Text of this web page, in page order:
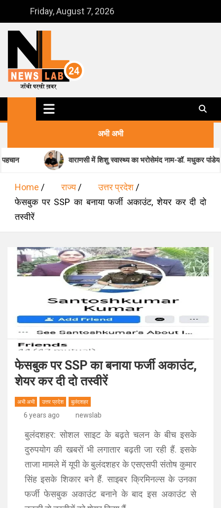
content
Friday, August 7, 2026
NewsLab24
जाँची परखी ख़बर
अभी अभी
वाराणसी में शिशु स्वास्थ्य का भरोसेमंद नाम-डॉ. मधुकर पांडेय
Home राज्य
उत्तर प्रदेश
फेसबुक पर SSP का बनाया फर्जी अकाउंट, शेयर कर दी दो
तस्वीरें
फेसबुक पर SSP का बनाया फर्जी अकाउंट,
शेयर कर दी दो तस्वीरें
अभी अभी उत्तर प्रदेश बुलंदशहर
6 years ago newslab
बुलंदशहर: सोशल साइट के बढ़ते चलन के बीच इसके
दुरुपयोग की खबरों भी लगातार बढ़ती जा रही हैं. इसके
ताजा मामले में यूपी के बुलंदशहर के एसएसपी संतोष कुमार
सिंह इसके शिकार बने हैं. साइबर क्रिमिनल्स के उनका
फर्जी फेसबुक अकाउंट बनाने के बाद इस अकाउंट से